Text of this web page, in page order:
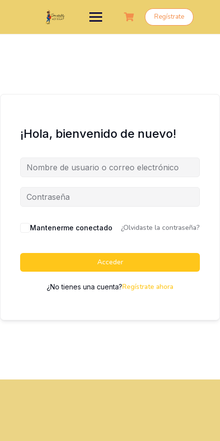
Regístrate
¡Hola, bienvenido de nuevo!
Mantenerme conectado ¿Olvidaste la contraseña?
Acceder
¿No tienes una cuenta?Regístrate ahora